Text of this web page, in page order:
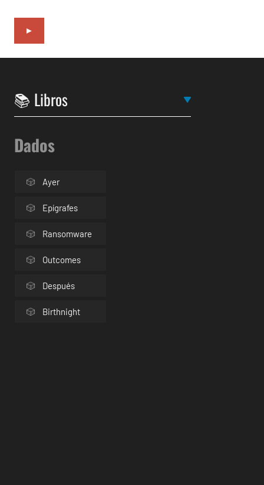
►
Dados
Ayer
Epígrafes
Ransomware
Outcomes
Después
Birthnight